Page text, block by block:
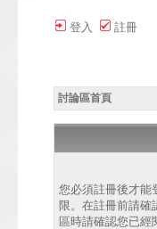
登入 註冊
討論區首頁
您必須註冊後才能
限。在註冊前請確
區時請確認您已經